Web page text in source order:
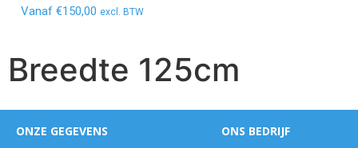
Vanaf €150,00 excl. BTW
Breedte 125cm
ONZE GEGEVENS ONS BEDRIJF